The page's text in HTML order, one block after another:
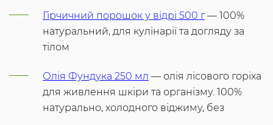
Гірчичний порошок у відрі 500 г— 100%
натуральний, для кулінарії та догляду за
тілом
Олія Фундука 250 мл — олія лісового горіха
для живлення шкіри та організму. 100%
натурально, холодного віджиму, без